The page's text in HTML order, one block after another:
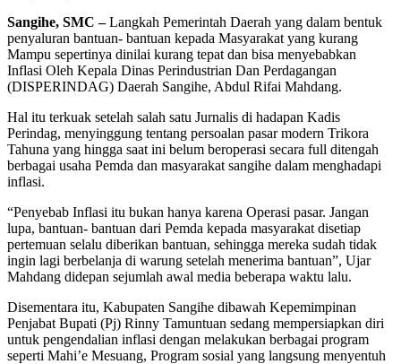
Sangihe, SMC –Langkah Pemerintah Daerah yang dalam bentuk
penyaluran bantuan- bantuan kepada Masyarakat yang kurang
Mampu sepertinya dinilai kurang tepat dan bisa menyebabkan
Inflasi Oleh Kepala Dinas Perindustrian Dan Perdagangan
(DISPERINDAG) Daerah Sangihe, Abdul Rifai Mahdang.
Hal itu terkuak setelah salah satu Jurnalis di hadapan Kadis
Perindag, menyinggung tentang persoalan pasar modern Trikora
Tahuna yang hingga saat ini belum beroperasi secara full ditengah
berbagai usaha Pemda dan masyarakat sangihe dalam menghadapi
inflasi.
“Penyebab Inflasi itu bukan hanya karena Operasi pasar. Jangan
lupa, bantuan- bantuan dari Pemda kepada masyarakat disetiap
pertemuan selalu diberikan bantuan, sehingga mereka sudah tidak
ingin lagi berbelanja di warung setelah menerima bantuan”, Ujar
Mahdang didepan sejumlah awal media beberapa waktu lalu.
Disementara itu, Kabupaten Sangihe dibawah Kepemimpinan
Penjabat Bupati (Pj) Rinny Tamuntuan sedang mempersiapkan diri
untuk pengendalian inflasi dengan melakukan berbagai program
seperti Mahi’e Mesuang, Program sosial yang langsung menyentuh